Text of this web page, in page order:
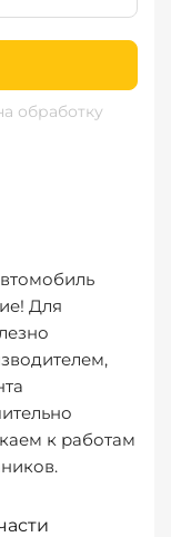
обработку
Для
к работам